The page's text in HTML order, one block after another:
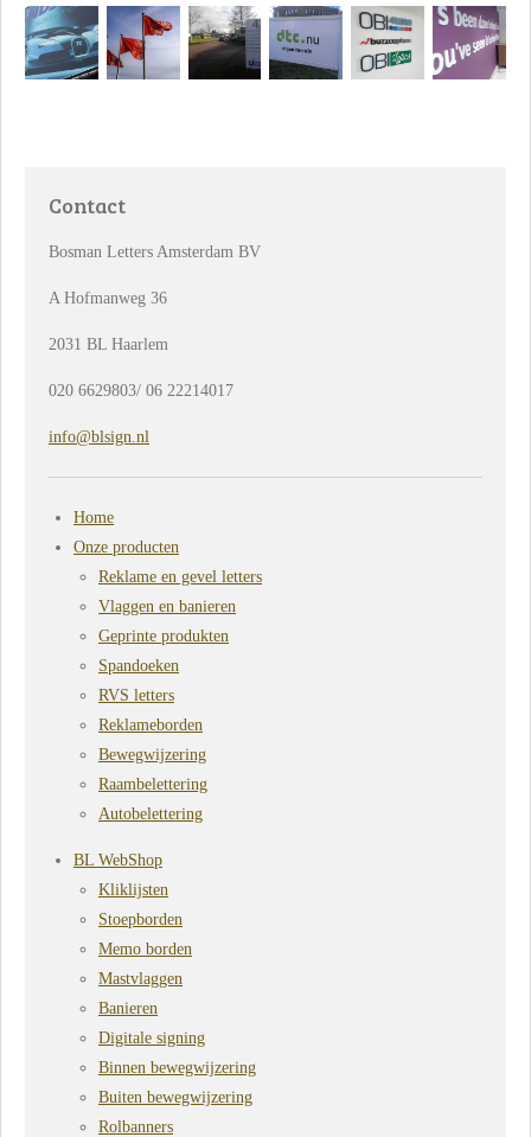
Contact
Bosman Letters Amsterdam BV
A Hofmanweg 36
2031 BL Haarlem
020 6629803/ 06 22214017
info@blsign.nl
Home
Onze producten
Reklame en gevel letters
Vlaggen en banieren
Geprinte produkten
Spandoeken
RVS letters
Reklameborden
Bewegwijzering
Raambelettering
Autobelettering
BL WebShop
Kliklijsten
Stoepborden
Memo borden
Mastvlaggen
Banieren
Digitale signing
Binnen bewegwijzering
Buiten bewegwijzering
Rolbanners